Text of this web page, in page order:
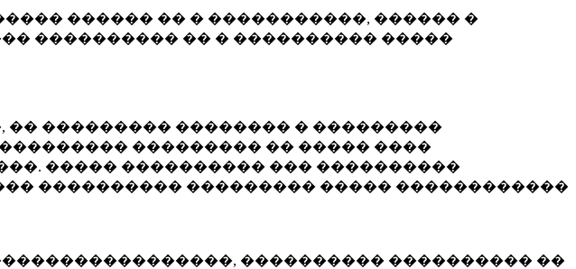
������ �� � �����������, ������ �
���������� �� � ���������� �����
�� ��������� �������� � ���������
��������� �� ����� ����
����� ���������� ��� ����������
���������� ��������� ����� ������������
���������� ���������� ��